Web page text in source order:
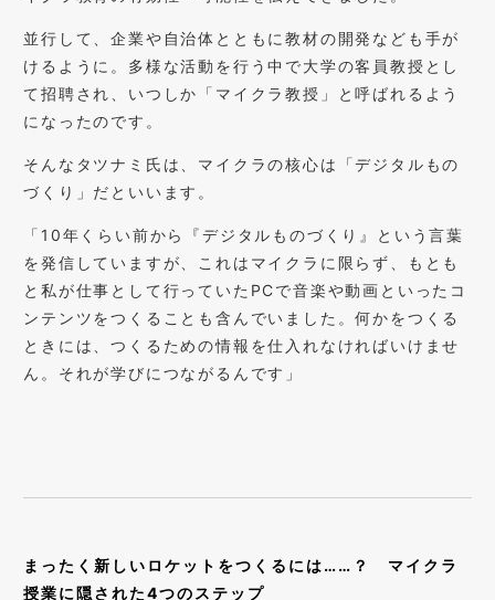
並行して、企業や自治体とともに教材の開発なども手が
けるように。多様な活動を行う中で大学の客員教授とし
て招聘され、いつしか「マイクラ教授」と呼ばれるよう
になったのです。
そんなタツナミ氏は、マイクラの核心は「デジタルもの
づくり」だといいます。
「10年くらい前から『デジタルものづくり』という言葉
を発信していますが、これはマイクラに限らず、もとも
と私が仕事として行っていたPCで音楽や動画といったコ
ンテンツをつくることも含んでいました。何かをつくる
ときには、つくるための情報を仕入れなければいけませ
ん。それが学びにつながるんです」
まったく新しいロケットをつくるには……？ マイクラ
授業に隠された4つのステップ